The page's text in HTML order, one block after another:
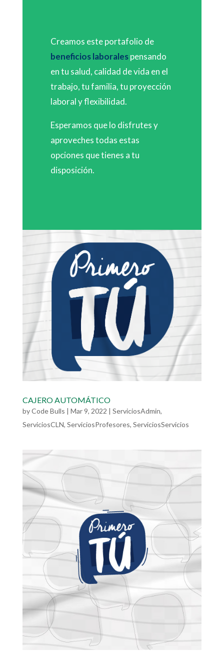
Creamos este portafolio de
beneficios laboralespensando
en tu salud, calidad de vida en el
trabajo, tu familia, tu proyección
laboral y flexibilidad.
Esperamos que lo disfrutes y
aproveches todas estas
opciones que tienes a tu
disposición.
CAJERO AUTOMÁTICO
byCode Bulls Mar 9, 2022 ServiciosAdmin,
ServiciosCLN, ServiciosProfesores, ServiciosServicios